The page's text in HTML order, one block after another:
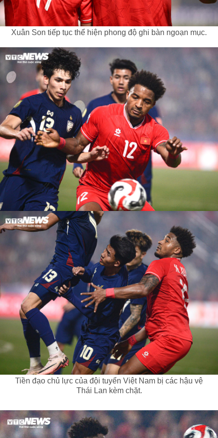
Xuân Son tiếp tục thể hiện phong độ ghi bàn ngoạn mục.
Tiền đạo chủ lực của đội tuyển Việt Nam bị các hậu vệ
Thái Lan kèm chặt.